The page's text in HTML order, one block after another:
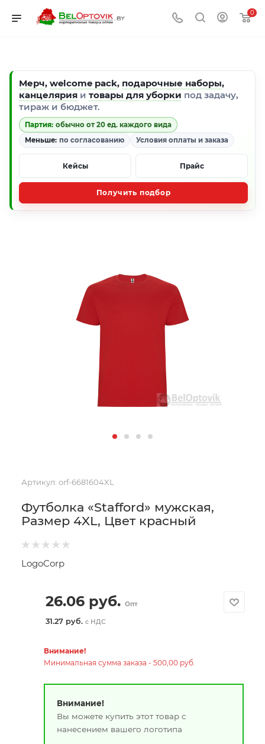
0
Мерч, welcome pack, подарочные наборы,
канцелярия и товары для уборки под задачу,
тираж и бюджет.
Партия: обычно от 20 ед. каждого вида
Меньше: по согласованию Условия оплаты и заказа
Кейсы Прайс
Получить подбор
Артикул: orf-6681604XL
Футболка «Stafford» мужская,
Размер 4XL, Цвет красный
LogoCorp
26.06руб. Опт
31.27 руб. с НДС
Внимание!
Минимальная сумма заказа - 500,00 руб.
Внимание!
Вы можете купить этот товар с
нанесением вашего логотипа